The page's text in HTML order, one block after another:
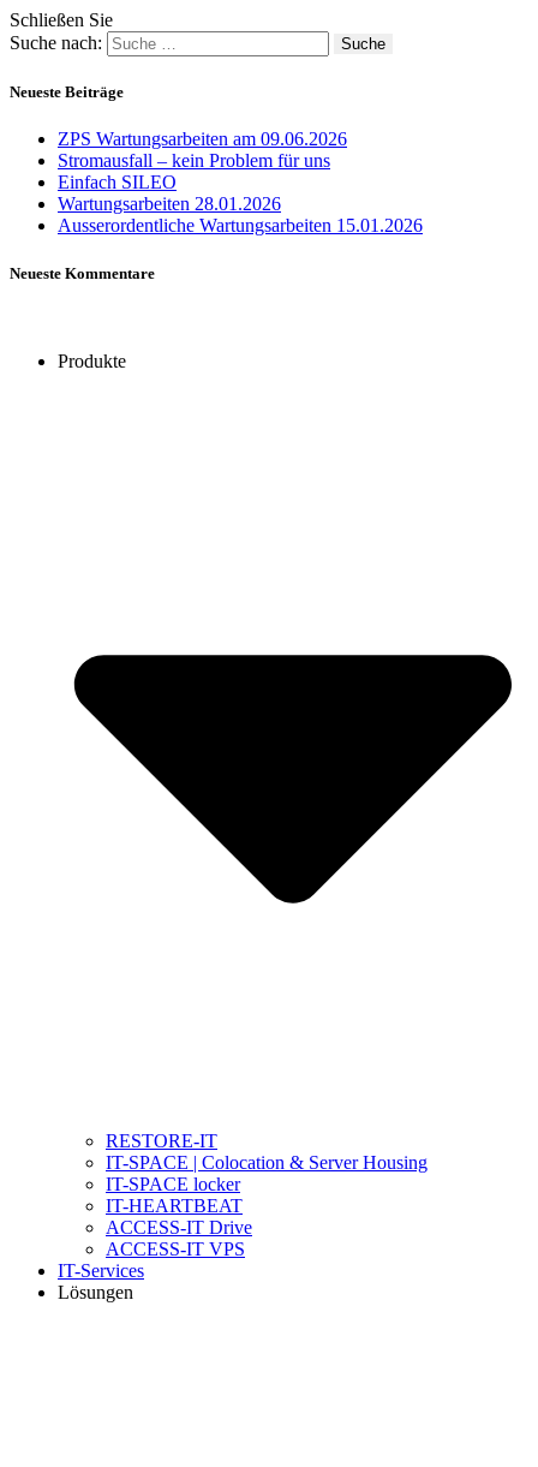
Schließen Sie
Suche nach:
Neueste Beiträge
ZPS Wartungsarbeiten am 09.06.2026
Stromausfall – kein Problem für uns
Einfach SILEO
Wartungsarbeiten 28.01.2026
Ausserordentliche Wartungsarbeiten 15.01.2026
Neueste Kommentare
Produkte
RESTORE-IT
IT-SPACE | Colocation & Server Housing
IT-SPACE locker
IT-HEARTBEAT
ACCESS-IT Drive
ACCESS-IT VPS
IT-Services
Lösungen